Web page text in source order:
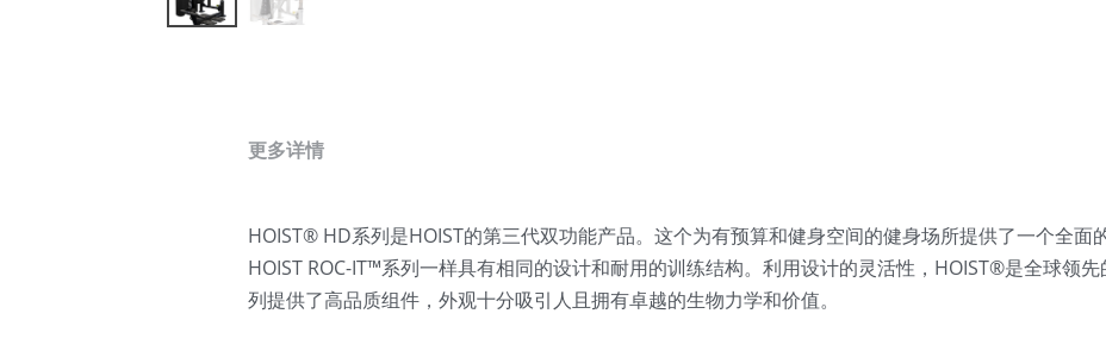
更多详情
HOIST® HD系列是HOIST的第三代双功能产品。这个为有预算和健身空间的健身场所提供了一个全面
HOIST ROC-IT™系列一样具有相同的设计和耐用的训练结构。利用设计的灵活性，HOIST®是全球领
列提供了高品质组件，外观十分吸引人且拥有卓越的生物力学和价值。